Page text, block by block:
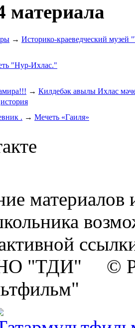
материала
→ Историко-краеведческий музей
"Нур-Ихлас."
→ Килдебәк авылы Ихлас
история
. → Мечеть «Гаиля»
материалов
"ТДИ" ©